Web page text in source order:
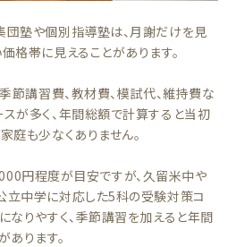
塾や個別指導塾は、月謝だけを見
格帯に見えることがあります。
節講習費、教材費、模試代、維持費な
が多く、年間総額で計算すると当初
庭も少なくありません。
円程度が目安ですが、久留米中や
中学に対応した5科の受験対策コ
なりやすく、季節講習を加えると年間
あります。